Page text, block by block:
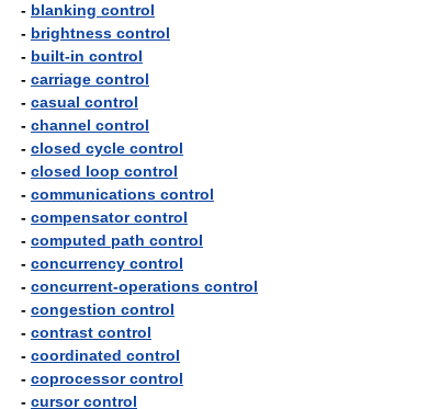
- blanking control
- brightness control
- built-in control
- carriage control
- casual control
- channel control
- closed cycle control
- closed loop control
- communications control
- compensator control
- computed path control
- concurrency control
- concurrent-operations control
- congestion control
- contrast control
- coordinated control
- coprocessor control
- cursor control